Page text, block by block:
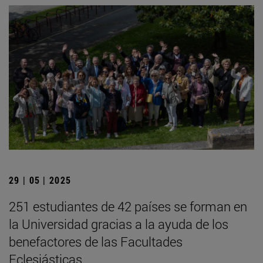
29 | 05 | 2025
251 estudiantes de 42 países se forman en
la Universidad gracias a la ayuda de los
benefactores de las Facultades
Eclesiásticas